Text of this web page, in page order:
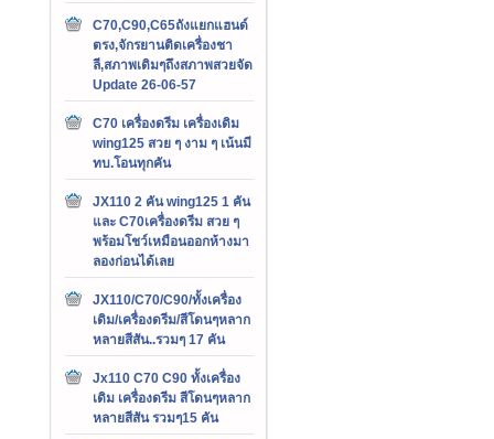
C70,C90,C65ถังแยกแฮนด์
ตรง,จักรยานติดเครื่องชา
ลี,สภาพเดิมๆถึงสภาพสวยจัด
Update 26-06-57
C70 เครื่องดรีม เครื่องเดิม
wing125 สวย ๆ งาม ๆ เน้นมี
ทบ.โอนทุกคัน
JX110 2 คัน wing125 1 คัน
และ C70เครื่องดรีม สวย ๆ
พร้อมโชว์เหมือนออกห้างมา
ลองก่อนได้เลย
JX110/C70/C90/ทั้งเครื่อง
เดิม/เครื่องดรีม/สีโดนๆหลาก
หลายสีสัน..รวมๆ 17 คัน
Jx110 C70 C90 ทั้งเครื่อง
เดิม เครื่องดรีม สีโดนๆหลาก
หลายสีสัน รวมๆ15 คัน